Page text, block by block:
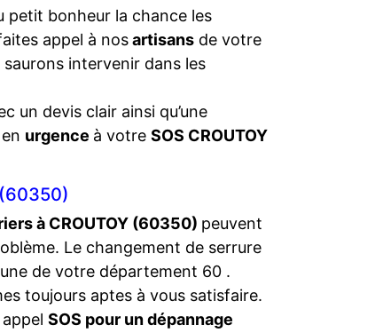
petit bonheur la chance les
appel à nosartisans de votre
intervenir dans les
un devis clair ainsi qu’une
urgence à votre SOS CROUTOY
(60350)
à CROUTOY (60350) peuvent
Le changement de serrure
de votre département 60 .
toujours aptes à vous satisfaire.
SOS pour un dépannage